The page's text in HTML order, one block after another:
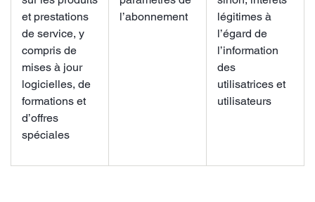
et prestations
de service, y
compris de
mises à jour
logicielles, de
formations et
d’offres
spéciales
l’abonnement
légitimes à
l’égard de
l’information
des
utilisatrices et
utilisateurs